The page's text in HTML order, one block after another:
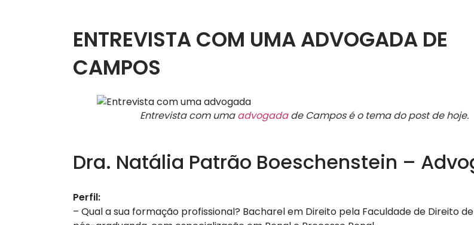
ENTREVISTA COM UMA ADVOGADA DE
CAMPOS
Entrevista com umaadvogadade Campos é o tema do post de hoje.
Dra. Natália Patrão Boeschenstein –
Perfil:
– Qual a sua formação profissional? Bacharel em Direito pela Faculdade de Direito